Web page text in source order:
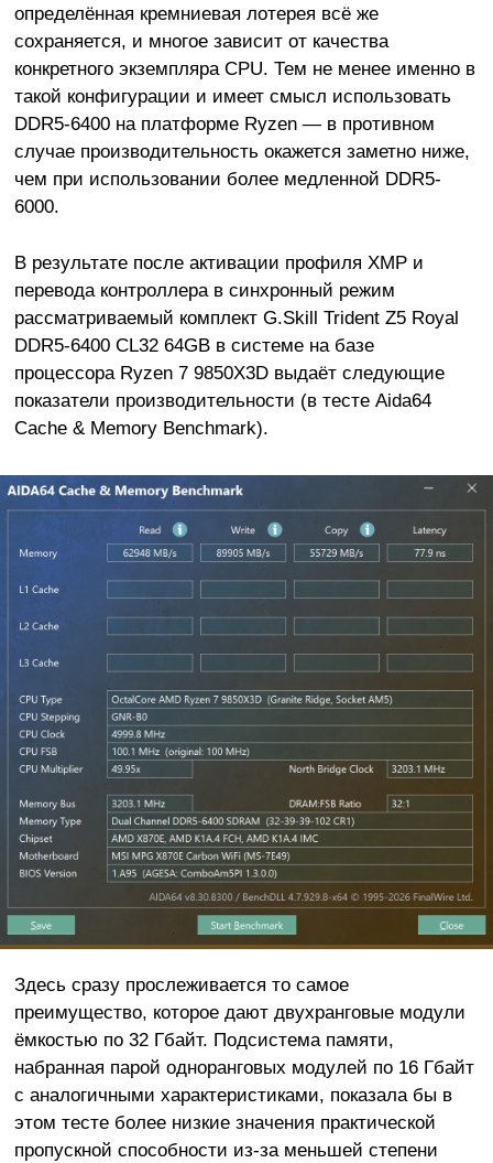
определённая кремниевая лотерея всё же
сохраняется, и многое зависит от качества
конкретного экземпляра CPU. Тем не менее именно в
такой конфигурации и имеет смысл использовать
DDR5-6400 на платформе Ryzen — в противном
случае производительность окажется заметно ниже,
чем при использовании более медленной DDR5-
6000.
В результате после активации профиля XMP и
перевода контроллера в синхронный режим
рассматриваемый комплект G.Skill Trident Z5 Royal
DDR5-6400 CL32 64GB в системе на базе
процессора Ryzen 7 9850X3D выдаёт следующие
показатели производительности (в тесте Aida64
Cache & Memory Benchmark).
Здесь сразу прослеживается то самое
преимущество, которое дают двухранговые модули
ёмкостью по 32 Гбайт. Подсистема памяти,
набранная парой одноранговых модулей по 16 Гбайт
с аналогичными характеристиками, показала бы в
этом тесте более низкие значения практической
пропускной способности из-за меньшей степени